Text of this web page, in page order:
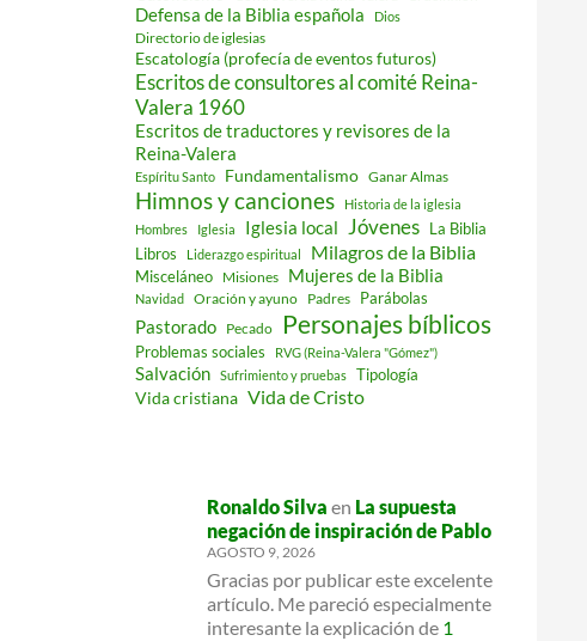
Defensa de la Biblia española Dios
Directorio de iglesias
Escatología (profecía de eventos futuros)
Escritos de consultores al comité Reina-
Valera 1960
Escritos de traductores y revisores de la
Reina-Valera
Espíritu Santo Fundamentalismo Ganar Almas
Himnos y canciones
Historia de la iglesia
Hombres
Iglesia Iglesia local Jóvenes La Biblia
Libros Liderazgo espiritual Milagros de la Biblia
Misceláneo Misiones Mujeres de la Biblia
Navidad Oración y ayuno Padres Parábolas
Pastorado Pecado Personajes bíblicos
Problemas sociales RVG (Reina-Valera "Gómez")
Salvación Sufrimiento y pruebas Tipología
Vida cristiana Vida de Cristo
Ronaldo Silva en La supuesta
negación de inspiración de Pablo
AGOSTO 9, 2026
Gracias por publicar este excelente
artículo. Me pareció especialmente
interesante la explicación de 1